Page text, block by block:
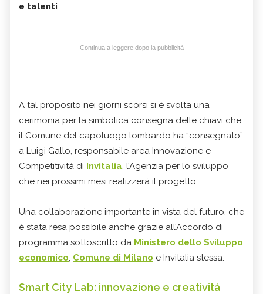
e talenti
Continua a leggere dopo la pubblicità
A tal proposito nei giorni scorsi si è svolta una
cerimonia per la simbolica consegna delle chiavi che
il Comune del capoluogo lombardo ha “consegnato”
a Luigi Gallo, responsabile area Innovazione e
Competitività di Invitalia , l’Agenzia per lo sviluppo
che nei prossimi mesi realizzerà il progetto.
Una collaborazione importante in vista del futuro, che
è stata resa possibile anche grazie all’Accordo di
programma sottoscritto da Ministero dello Sviluppo
economico Comune di Milano e Invitalia stessa.
Smart City Lab: innovazione e creatività